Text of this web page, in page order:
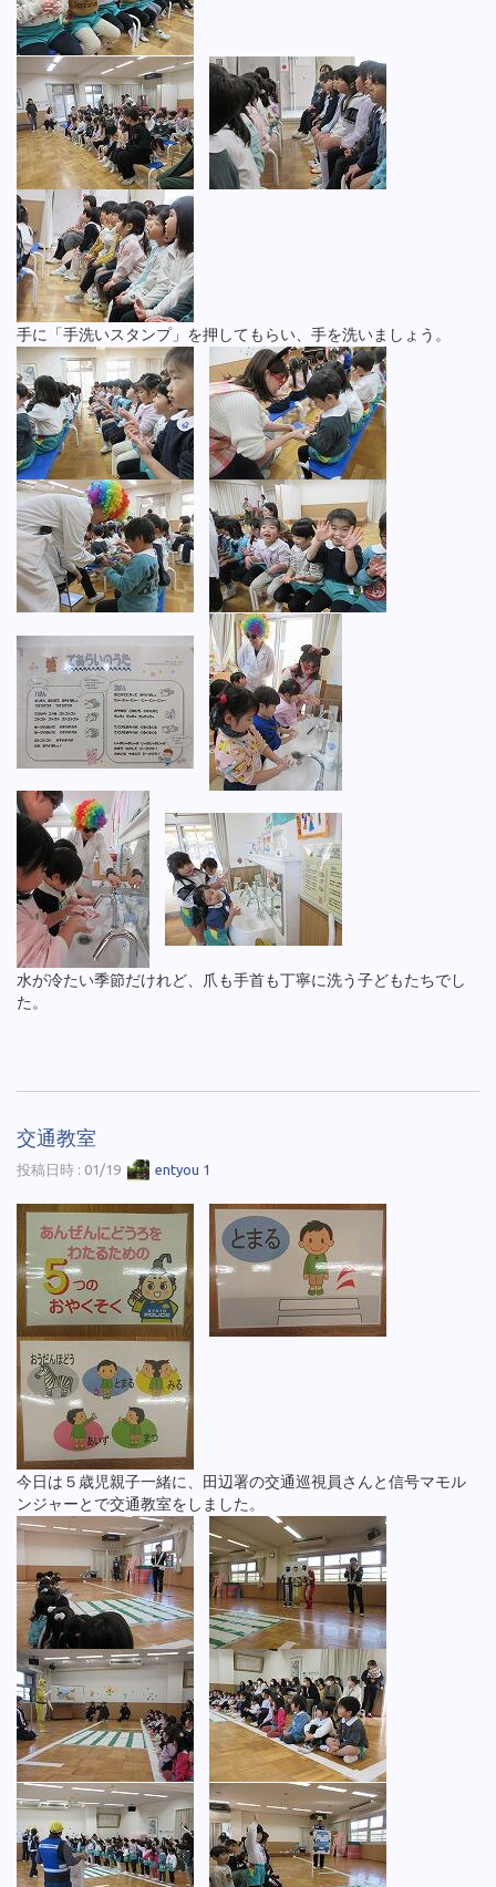
手に「手洗いスタンプ」を押してもらい、手を洗いましょう。
水が冷たい季節だけれど、爪も手首も丁寧に洗う子どもたちでし
た。
交通教室
投稿日時 : 01/19 entyou 1
今日は５歳児親子一緒に、田辺署の交通巡視員さんと信号マモル
ンジャーとで交通教室をしました。